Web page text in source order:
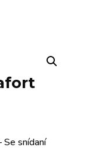
Se snídaní